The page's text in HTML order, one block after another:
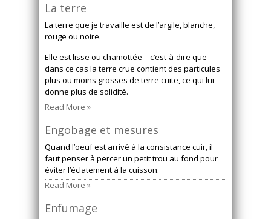
La terre
La terre que je travaille est de l’argile, blanche,
rouge ou noire.
Elle est lisse ou chamottée – c’est-à-dire que
dans ce cas la terre crue contient des particules
plus ou moins grosses de terre cuite, ce qui lui
donne plus de solidité.
Read More »
Engobage et mesures
Quand l’oeuf est arrivé à la consistance cuir, il
faut penser à percer un petit trou au fond pour
éviter l’éclatement à la cuisson.
Read More »
Enfumage